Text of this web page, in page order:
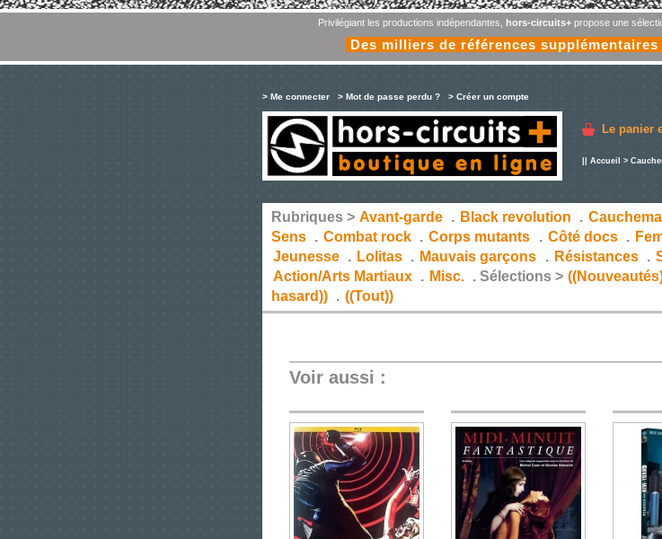
Privilégiant les productions indépendantes, hors-circuits+propose une
Des milliers de références
> Me connecter > Mot de passe perdu ? > Créer un compte
Le panier
Accueil >
Rubriques > Avant-garde . Black revolution .
Sens . Combat rock . Corps mutants . Côté docs .
Jeunesse . Lolitas . Mauvais garçons . Résistances .
Action/Arts Martiaux . Misc. .Sélections >
hasard)) . ((Tout))
Voir aussi :